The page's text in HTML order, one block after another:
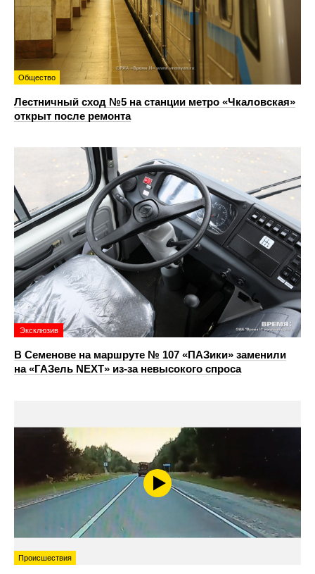
Общество
Лестничный сход №5 на станции метро «Чкаловская»
открыт после ремонта
Эксклюзив
В Семенове на маршруте № 107 «ПАЗики» заменили
на «ГАЗель NEXT» из‑за невысокого спроса
Происшествия